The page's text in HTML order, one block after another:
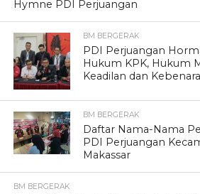
Hymne PDI Perjuangan
BM BERGERAK
PDI Perjuangan
Hukum KPK, Hukum
Keadilan dan
BM BERGERAK
Daftar Nama-Nama
PDI Perjuangan
Makassar
BM BERGERAK